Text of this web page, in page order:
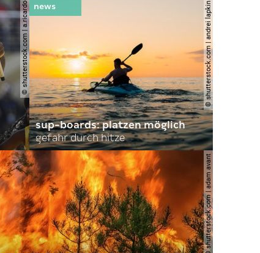
© shutterstock.com | a.ricardo © shutterstock.com | andrei lapkin
sup-boards: platzen möglich
gefahr durch hitze
© shutterstock.com | adam avant